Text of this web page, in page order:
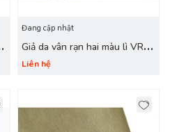
Đang cập nhật
Giả da vân rạn hai màu lì VRL
723 xanh rêu
Liên hệ